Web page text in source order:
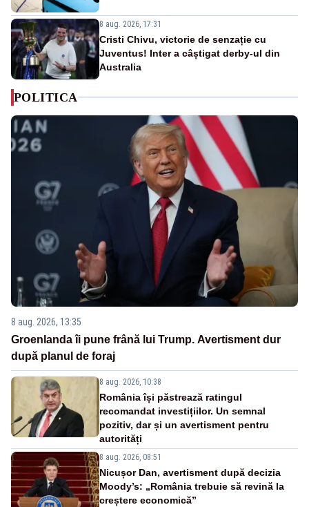
8 aug. 2026, 17:31
Cristi Chivu, victorie de senzație cu
Juventus! Inter a câștigat derby-ul din
Australia
POLITICA
8 aug. 2026, 13:35
Groenlanda îi pune frână lui Trump. Avertisment dur
după planul de foraj
8 aug. 2026, 10:38
România își păstrează ratingul
recomandat investițiilor. Un semnal
pozitiv, dar și un avertisment pentru
autorități
8 aug. 2026, 08:51
Nicușor Dan, avertisment după decizia
Moody’s: „România trebuie să revină la
creștere economică”